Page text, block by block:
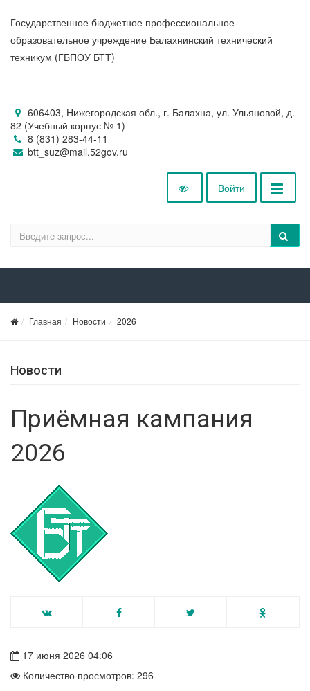
Государственное бюджетное профессиональное
образовательное учреждение Балахнинский технический
техникум (ГБПОУ БТТ)
606403, Нижегородская обл., г. Балахна, ул. Ульяновой, д.
82 (Учебный корпус № 1)
8 (831) 283-44-11
btt_suz@mail.52gov.ru
Войти
Главная Новости 2026
Новости
Приёмная кампания
2026
17 июня 2026 04:06
Количество просмотров: 296